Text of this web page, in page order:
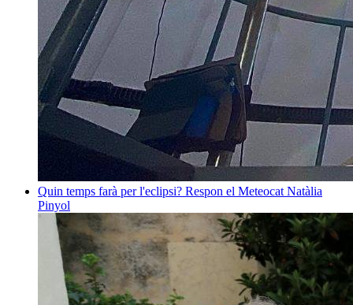
Quin temps farà per l'eclipsi? Respon el Meteocat Natàlia
Pinyol